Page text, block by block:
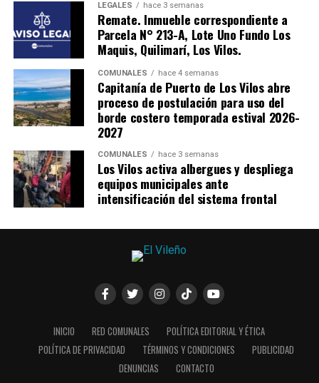
LEGALES hace 3 semanas
Remate. Inmueble correspondiente a
Parcela N° 213-A, Lote Uno Fundo Los
Maquis, Quilimarí, Los Vilos.
COMUNALES hace 4 semanas
Capitanía de Puerto de Los Vilos abre
proceso de postulación para uso del
borde costero temporada estival 2026-
2027
COMUNALES hace 3 semanas
Los Vilos activa albergues y despliega
equipos municipales ante
intensificación del sistema frontal
INICIO RED COMUNALES
POLÍTICA EDITORIAL Y ÉTICA
POLÍTICA DE PRIVACIDAD
TÉRMINOS Y CONDICIONES
PUBLICIDAD
DENUNCIAS
CONTACTO